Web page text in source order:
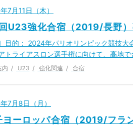
7月11日（木）
U23強化合宿（2019/長野）
］目的： 2024年パリオリンピック競技
トライアスロン選手権に向けて、高地
内 U23 強化関連 合宿
7月8日（月）
ヨーロッパ合宿（2019/フラ